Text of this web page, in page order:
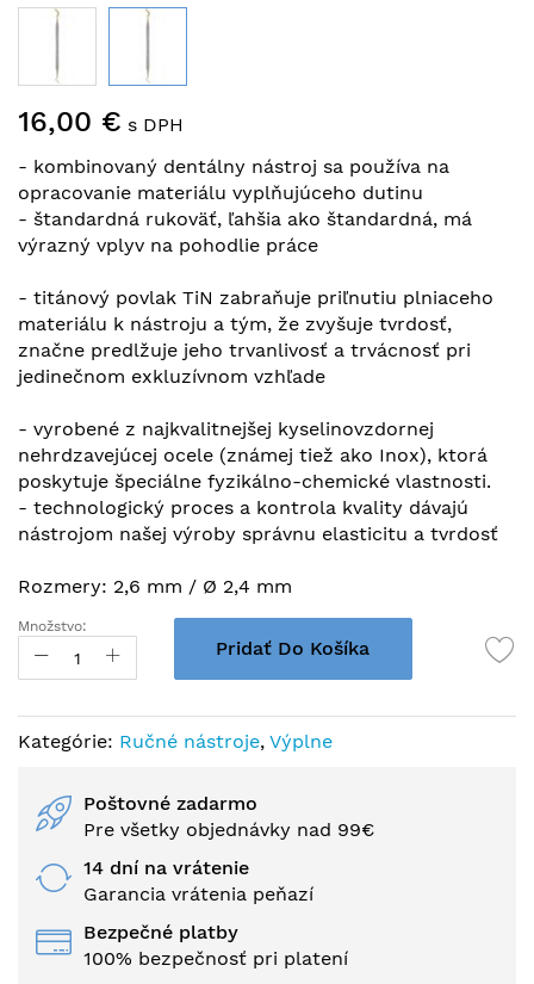
na
galérie
obrázkov
16,00 € s DPH
- kombinovaný dentálny nástroj sa používa na
opracovanie materiálu vyplňujúceho dutinu
- štandardná rukoväť, ľahšia ako štandardná, má
výrazný vplyv na pohodlie práce
- titánový povlak TiN zabraňuje priľnutiu plniaceho
materiálu k nástroju a tým, že zvyšuje tvrdosť,
značne predlžuje jeho trvanlivosť a trvácnosť pri
jedinečnom exkluzívnom vzhľade
- vyrobené z najkvalitnejšej kyselinovzdornej
nehrdzavejúcej ocele (známej tiež ako Inox), ktorá
poskytuje špeciálne fyzikálno-chemické vlastnosti.
- technologický proces a kontrola kvality dávajú
nástrojom našej výroby správnu elasticitu a tvrdosť
Rozmery: 2,6 mm / Ø 2,4 mm
Množstvo:
Pridať Do Košíka
Kategórie: Ručné nástroje, Výplne
Poštovné zadarmo
Pre všetky objednávky nad 99€
14 dní na vrátenie
Garancia vrátenia peňazí
Bezpečné platby
100% bezpečnosť pri platení